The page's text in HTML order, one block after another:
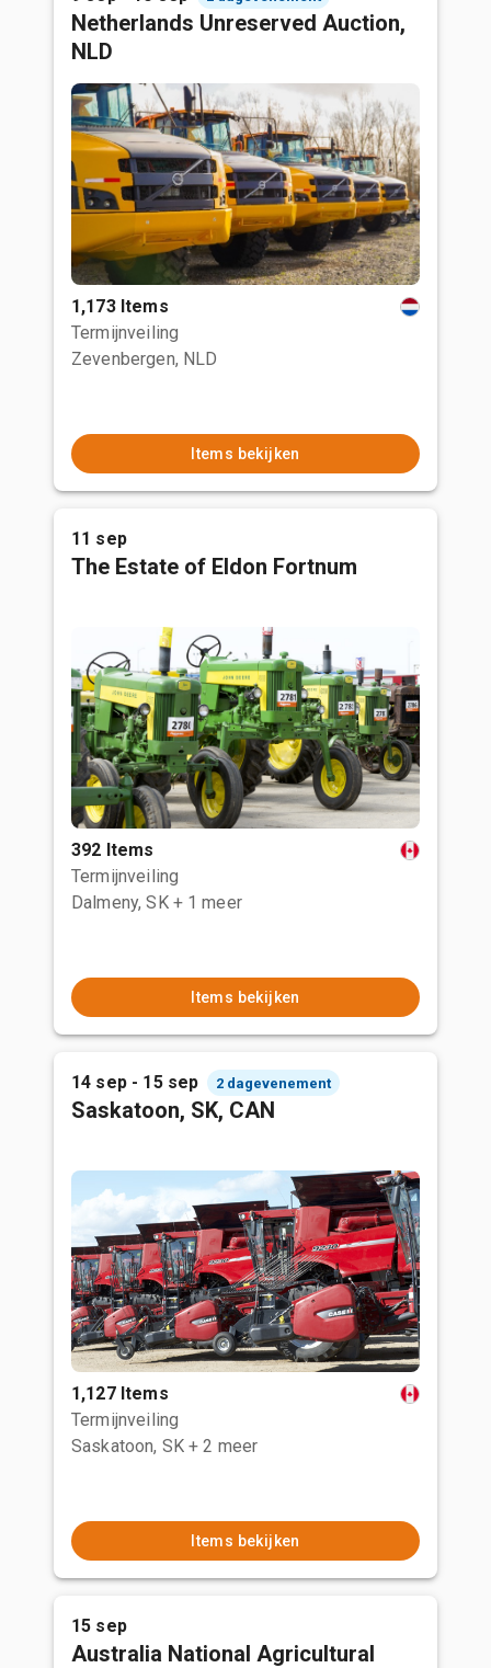
Netherlands Unreserved Auction,
NLD
1,173 Items
Termijnveiling
Zevenbergen, NLD
Items bekijken
11 sep
The Estate of Eldon Fortnum
392 Items
Termijnveiling
Dalmeny, SK + 1 meer
Items bekijken
14 sep - 15 sep 2 dagevenement
Saskatoon, SK, CAN
1,127 Items
Termijnveiling
Saskatoon, SK + 2 meer
Items bekijken
15 sep
Australia National Agricultural